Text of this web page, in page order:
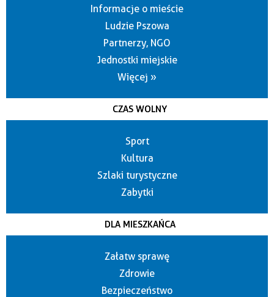
Informacje o mieście
Ludzie Pszowa
Partnerzy, NGO
Jednostki miejskie
Więcej »
CZAS WOLNY
Sport
Kultura
Szlaki turystyczne
Zabytki
DLA MIESZKAŃCA
Załatw sprawę
Zdrowie
Bezpieczeństwo